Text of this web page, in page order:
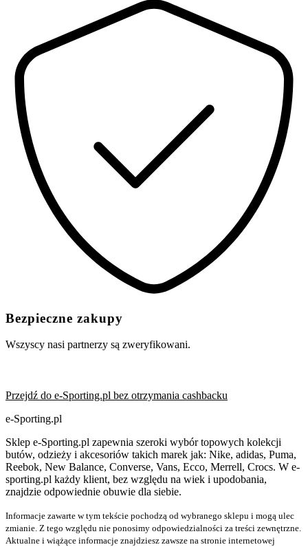
Bezpieczne zakupy
Wszyscy nasi partnerzy są zweryfikowani.
Przejdź do e-Sporting.pl bez otrzymania cashbacku
e-Sporting.pl
Sklep e-Sporting.pl zapewnia szeroki wybór topowych kolekcji
butów, odzieży i akcesoriów takich marek jak: Nike, adidas, Puma,
Reebok, New Balance, Converse, Vans, Ecco, Merrell, Crocs. W e-
sporting.pl każdy klient, bez względu na wiek i upodobania,
znajdzie odpowiednie obuwie dla siebie.
Informacje zawarte w tym tekście pochodzą od wybranego sklepu i mogą ulec
zmianie. Z tego względu nie ponosimy odpowiedzialności za treści zewnętrzne.
Aktualne i wiążące informacje znajdziesz zawsze na stronie internetowej